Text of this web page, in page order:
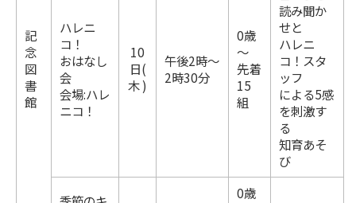
記
念
図
書
館
ハレニ
コ！
おはなし
会
会場:ハレ
ニコ！
10
日(
木 )
午後2時～
2時30分
0歳
～
先着
15
組
読み聞か
せと
ハレニ
コ！スタ
ッフ
による5感
を刺激す
る
知育あそ
び
0歳